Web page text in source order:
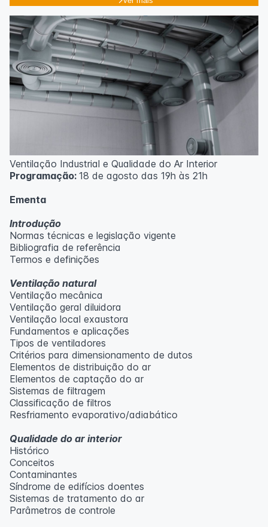
Ventilação Industrial e Qualidade do Ar Interior
Programação: 18 de agosto das 19h às 21h
Ementa
Introdução
Normas técnicas e legislação vigente
Bibliografia de referência
Termos e definições
Ventilação natural
Ventilação mecânica
Ventilação geral diluidora
Ventilação local exaustora
Fundamentos e aplicações
Tipos de ventiladores
Critérios para dimensionamento de dutos
Elementos de distribuição do ar
Elementos de captação do ar
Sistemas de filtragem
Classificação de filtros
Resfriamento evaporativo/adiabático
Qualidade do ar interior
Histórico
Conceitos
Contaminantes
Síndrome de edifícios doentes
Sistemas de tratamento do ar
Parâmetros de controle